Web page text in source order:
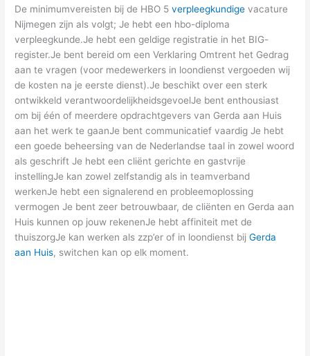
De minimumvereisten bij de HBO 5verpleegkundige vacature
Nijmegen zijn als volgt; Je hebt een hbo-diploma
verpleegkunde.Je hebt een geldige registratie in het BIG-
register.Je bent bereid om een Verklaring Omtrent het Gedrag
aan te vragen (voor medewerkers in loondienst vergoeden wij
de kosten na je eerste dienst).Je beschikt over een sterk
ontwikkeld verantwoordelijkheidsgevoelJe bent enthousiast
om bij één of meerdere opdrachtgevers van Gerda aan Huis
aan het werk te gaanJe bent communicatief vaardig Je hebt
een goede beheersing van de Nederlandse taal in zowel woord
als geschrift Je hebt een cliënt gerichte en gastvrije
instellingJe kan zowel zelfstandig als in teamverband
werkenJe hebt een signalerend en probleemoplossing
vermogen Je bent zeer betrouwbaar, de cliënten en Gerda aan
Huis kunnen op jouw rekenenJe hebt affiniteit met de
thuiszorgJe kan werken als zzp’er of in loondienst bijGerda
aan Huis, switchen kan op elk moment.